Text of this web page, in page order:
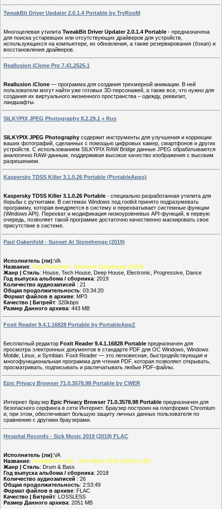
TweakBit Driver Updater 2.0.1.4 Portable by TryRooM
Многоцелевая утилита TweakBit Driver Updater 2.0.1.4 Portable - предназначена
для поиска устаревших или отсутствующих драйверов для устройств,
использующихся на компьютере, их обновления, а также резервирования (бэкап) и
восстановления драйверов.
Reallusion iClone Pro 7.41.2525.1
Reallusion iClone — программа для создания трехмерной анимации. В ней
пользователи могут найти уже готовых 3D-персонажей, а также все, что нужно для
создания их виртуального жизненного пространства – одежду, реквизит,
ландшафты.
SILKYPIX JPEG Photography 8.2.29.1 + Rus
SILKYPIX JPEG Photography содержит инструменты для улучшения и коррекции
ваших фотографий, сделанных с помощью цифровых камер, смартфонов и других
устройств. С использованием SILKYPIX RAW Bridge данные JPEG обрабатываются
аналогично RAW-данным, поддерживая высокое качество изображения с высоким
разрешением.
Kaspersky TDSS Killer 3.1.0.26 Portable (PortableApps)
Kaspersky TDSS Killer 3.1.0.26 Portable - специально разработанная утилита для
борьбы с руткитами. В системах Windows под rootkit принято подразумевать
программу, которая внедряется в систему и перехватывает системные функции
(Windows API). Перехват и модификация низкоуровневых API-функций, в первую
очередь, позволяет такой программе достаточно качественно маскировать свое
присутствие в системе.
Paul Oakenfold - Sunset At Stonehenge (2019)
Исполнитель (ли):VA
Название: Paul Oakenfold - Sunset At Stonehenge (2019)
Жанр | Стиль: House, Tech House, Deep House, Electronic, Progressive, Dance
Год выпуска альбома / сборника: 2019
Количество аудиозаписей : 21
Общая продолжительность: 03:34:20
Формат файлов в архиве: MP3
Качество | Битрейт: 320kbps
Размер Данного архива: 443 MB
Foxit Reader 9.4.1.16828 Portable by PortableAppZ
Бесплатный редактор Foxit Reader 9.4.1.16828 Portable предназначен для
просмотра электронных документов в стандарте PDF для ОС Windows, Windows
Mobile, Linux, и Symbian. Foxit Reader — это легковесная, быстродействующая и
многофункциональная программа для чтения PDF, которая позволяет открывать,
просматривать, подписывать и распечатывать любые PDF-файлы.
Epic Privacy Browser 71.0.3578.98 Portable by CWER
Интернет браузер Epic Privacy Browser 71.0.3578.98 Portable предназначен для
безопасного серфинга в сети Интернет. Браузер построен на платформе Chromium
и, при этом, обеспечивает большую защиту личных данных пользователя по
сравнению с другими браузерами.
Hospital Records - Sick Music 2019 (2019) FLAC
Исполнитель (ли):VA
Название: Hospital Records - Sick Music 2019 (2019) FLAC
Жанр | Стиль: Drum & Bass
Год выпуска альбома / сборника: 2018
Количество аудиозаписей : 26
Общая продолжительность: 2:53:49
Формат файлов в архиве: FLAC
Качество | Битрейт: LOSSLESS
Размер Данного архива: 2051 MB